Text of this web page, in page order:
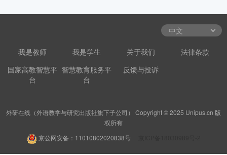
我是教师 我是学生 关于我们
法律条款
国家高教智慧平
台
智慧教育服务平
台
反馈与投诉
外研在线（外语教学与研究出版社旗下子公司） Copyright © 2025 Unipus.cn 版
权所有
京公网安备：11010802020838号